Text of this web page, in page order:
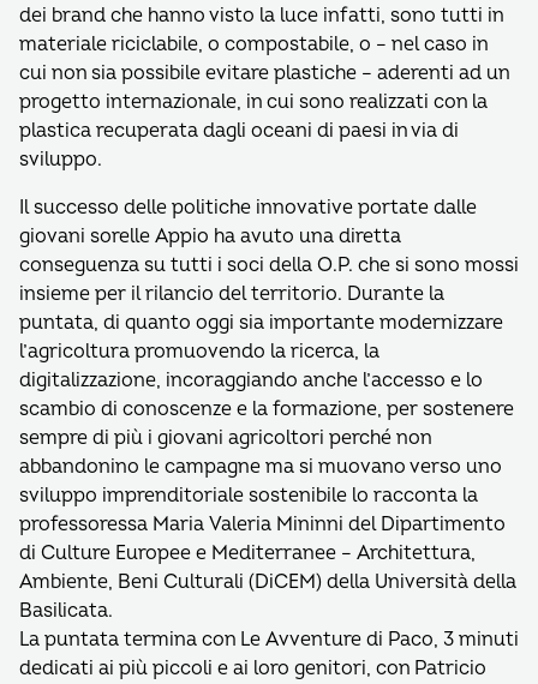
dei brand che hanno visto la luce infatti, sono tutti in
materiale riciclabile, o compostabile, o – nel caso in
cui non sia possibile evitare plastiche – aderenti ad un
progetto internazionale, in cui sono realizzati con la
plastica recuperata dagli oceani di paesi in via di
sviluppo.
Il successo delle politiche innovative portate dalle
giovani sorelle Appio ha avuto una diretta
conseguenza su tutti i soci della O.P. che si sono mossi
insieme per il rilancio del territorio. Durante la
puntata, di quanto oggi sia importante modernizzare
l’agricoltura promuovendo la ricerca, la
digitalizzazione, incoraggiando anche l’accesso e lo
scambio di conoscenze e la formazione, per sostenere
sempre di più i giovani agricoltori perché non
abbandonino le campagne ma si muovano verso uno
sviluppo imprenditoriale sostenibile lo racconta la
professoressa Maria Valeria Mininni del Dipartimento
di Culture Europee e Mediterranee – Architettura,
Ambiente, Beni Culturali (DiCEM) della Università della
Basilicata.
La puntata termina con Le Avventure di Paco, 3 minuti
dedicati ai più piccoli e ai loro genitori, con Patricio